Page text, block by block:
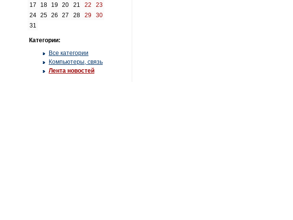
17 18 19 20 21 22
23
24 25 26 27 28 29
30
31
Категории:
Все категории
Компьютеры, связь
Лента новостей